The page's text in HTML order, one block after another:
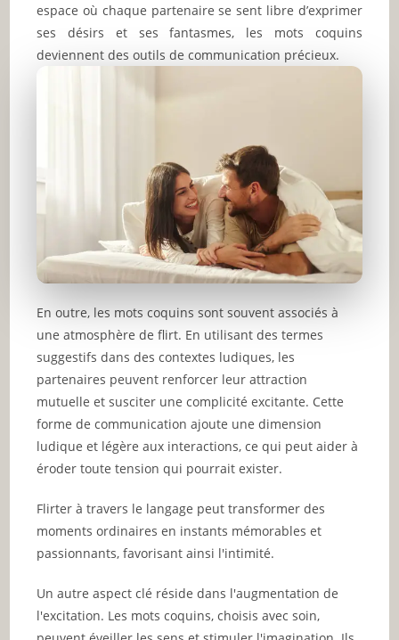
espace où chaque partenaire se sent libre d’exprimer
ses désirs et ses fantasmes, les mots coquins
deviennent des outils de communication précieux.
En outre, les mots coquins sont souvent associés à
une atmosphère de flirt. En utilisant des termes
suggestifs dans des contextes ludiques, les
partenaires peuvent renforcer leur attraction
mutuelle et susciter une complicité excitante. Cette
forme de communication ajoute une dimension
ludique et légère aux interactions, ce qui peut aider à
éroder toute tension qui pourrait exister.
Flirter à travers le langage peut transformer des
moments ordinaires en instants mémorables et
passionnants, favorisant ainsi l'intimité.
Un autre aspect clé réside dans l'augmentation de
l'excitation. Les mots coquins, choisis avec soin,